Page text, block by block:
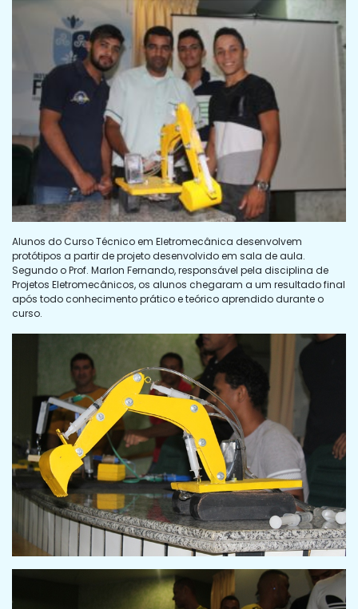
Alunos do Curso Técnico em Eletromecânica desenvolvem
protótipos a partir de projeto desenvolvido em sala de aula.
Segundo o Prof. Marlon Fernando, responsável pela disciplina de
Projetos Eletromecânicos, os alunos chegaram a um resultado final
após todo conhecimento prático e teórico aprendido durante o
curso.